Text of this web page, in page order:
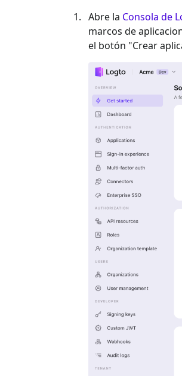
Abre la Consola de
marcos de
el botón "Crear